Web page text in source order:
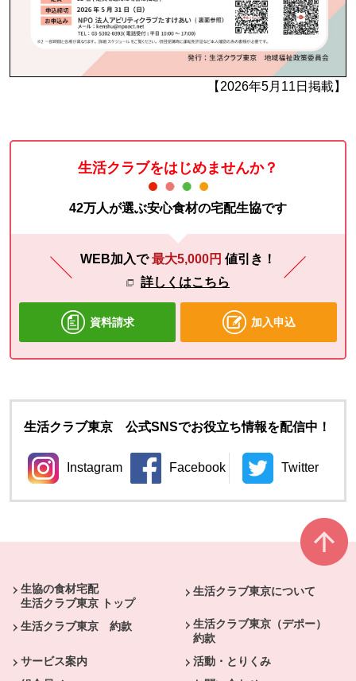
【2026年5月11日掲載】
生活クラブをはじめませんか？
42万人が選ぶ安心食材の宅配生協です
WEB加入で最大5,000円 値引き！
詳しくはこちら
資料請求 加入申込
生活クラブ東京 公式SNSでお役立ち情報を配信中！
Instagram
別のウィンドウで開きます。
Facebook
別のウィンドウで開きます。
Twitter
生協の食材宅配
生活クラブ東京 トップ
生活クラブ東京について
生活クラブ東京 約款
生活クラブ東京（デポー）
約款
サービス案内
活動・とりくみ